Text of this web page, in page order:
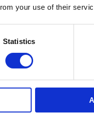
your use of their
Statistics
железы и